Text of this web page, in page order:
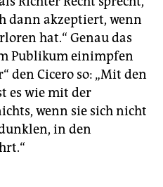
dann akzeptiert, wenn
hat.“ Genau das
Publikum einimpfen
den Cicero so: „Mit den
es wie mit der
wenn sie sich nicht
in den